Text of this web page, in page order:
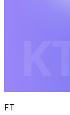
FT